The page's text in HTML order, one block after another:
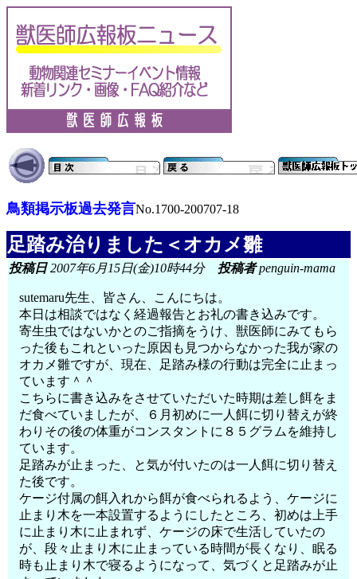
鳥類掲示板過去発言No.1700-200707-18
足踏み治りました＜オカメ雛
投稿日2007年6月15日(金)10時44分 投稿者penguin-mama
sutemaru先生、皆さん、こんにちは。
本日は相談ではなく経過報告とお礼の書き込みです。
寄生虫ではないかとのご指摘をうけ、獣医師にみてもら
った後もこれといった原因も見つからなかった我が家の
オカメ雛ですが、現在、足踏み様の行動は完全に止まっ
ています＾＾
こちらに書き込みをさせていただいた時期は差し餌をま
だ食べていましたが、６月初めに一人餌に切り替えが終
わりその後の体重がコンスタントに８５グラムを維持し
ています。
足踏みが止まった、と気が付いたのは一人餌に切り替え
た後です。
ケージ付属の餌入れから餌が食べられるよう、ケージに
止まり木を一本設置するようにしたところ、初めは上手
に止まり木に止まれず、ケージの床で生活していたの
が、段々止まり木に止まっている時間が長くなり、眠る
時も止まり木で寝るようになって、気づくと足踏みが止